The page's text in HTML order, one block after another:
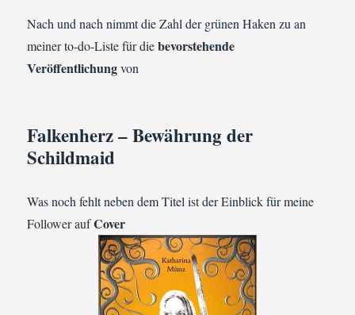
Nach und nach nimmt die Zahl der grünen Haken zu an
meiner to-do-Liste für diebevorstehende
Veröffentlichungvon
Falkenherz – Bewährung der
Schildmaid
Was noch fehlt neben dem Titel ist der Einblick für meine
Follower aufCover